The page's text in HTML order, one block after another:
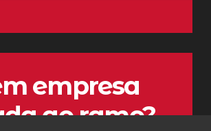
empresa
ao ramo?